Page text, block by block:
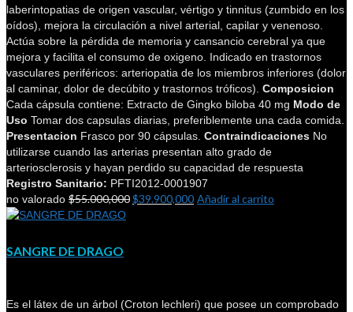
laberintopatias de origen vascular, vértigo y tinnitus (zumbido en los
oídos), mejora la circulación a nivel arterial, capilar y venenoso.
Actúa sobre la pérdida de memoria y cansancio cerebral ya que
mejora y facilita el consumo de oxigeno. Indicado en trastornos
vasculares periféricos: arteriopatia de los miembros inferiores (dolor
al caminar, dolor de decúbito y trastornos tróficos). Composicion
Cada cápsula contiene: Extracto de Gingko biloba 40 mg Modo de
Uso Tomar dos capsulas diarias, preferiblemente una cada comida.
Presentacion Frasco por 90 cápsulas. Contraindicaciones No
utilizarse cuando las arterias presentan alto grado de
arteriosclerosis y hayan perdido su capacidad de respuesta
Registro Sanitario: PFTI2012-0001907
no valorado $55.000,000$39.900,000 Añadir al carrito
SANGRE DE DRAGO
Es el látex de un árbol (Croton lechleri) que posee un comprobado